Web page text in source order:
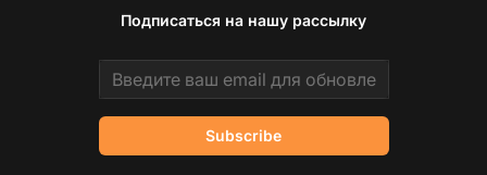
Подписаться на нашу рассылку
Email address
Subscribe